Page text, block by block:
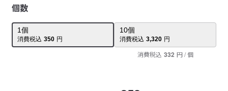
個数
1個
消費税込 350 円
10個
消費税込 3,320 円
消費税込 332 円/ 個